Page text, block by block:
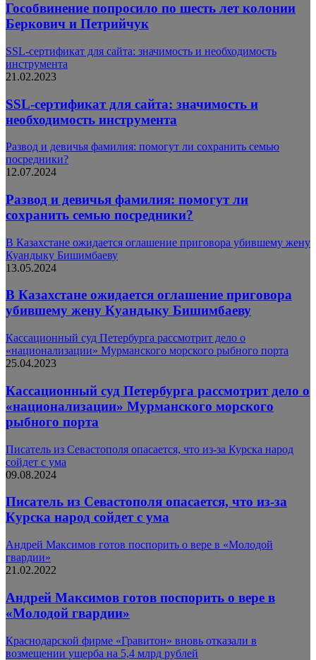
Гособвинение попросило по шесть лет колонии
Беркович и Петрийчук
SSL-сертификат для сайта: значимость и необходимость
инструмента
21.02.2023
SSL-сертификат для сайта: значимость и
необходимость инструмента
Развод и девичья фамилия: помогут ли сохранить семью
посредники?
12.07.2024
Развод и девичья фамилия: помогут ли
сохранить семью посредники?
В Казахстане ожидается оглашение приговора убившему жену
Куандыку Бишимбаеву
13.05.2024
В Казахстане ожидается оглашение приговора
убившему жену Куандыку Бишимбаеву
Кассационный суд Петербурга рассмотрит дело о
«национализации» Мурманского морского рыбного порта
25.04.2023
Кассационный суд Петербурга рассмотрит дело о
«национализации» Мурманского морского
рыбного порта
Писатель из Севастополя опасается, что из-за Курска народ
сойдет с ума
09.08.2024
Писатель из Севастополя опасается, что из-за
Курска народ сойдет с ума
Андрей Максимов готов поспорить о вере в «Молодой
гвардии»
21.02.2022
Андрей Максимов готов поспорить о вере в
«Молодой гвардии»
Краснодарской фирме «Гравитон» вновь отказали в
возмещении ущерба на 5,4 млрд рублей